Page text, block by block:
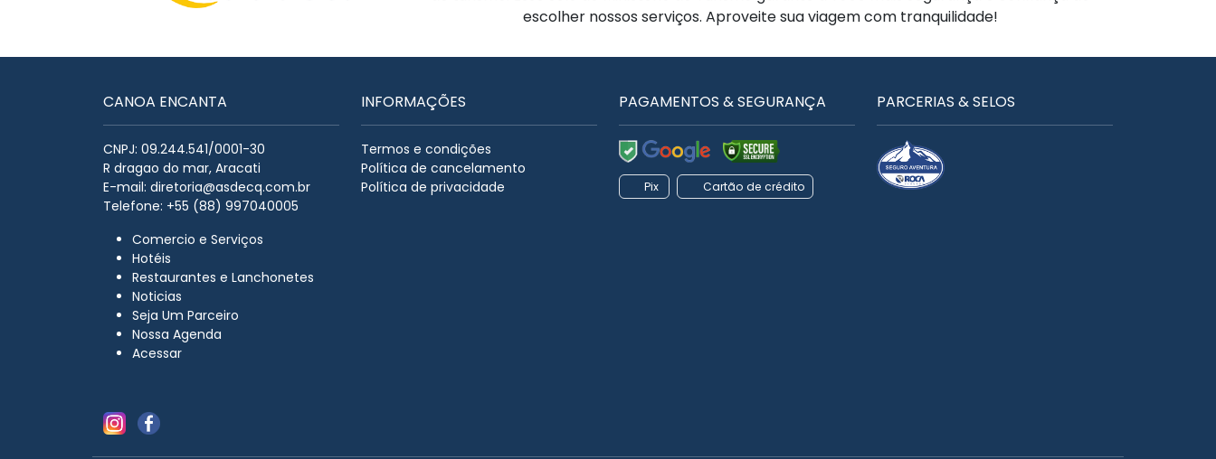
escolher nossos serviços. Aproveite sua viagem com tranquilidade!
CANOA ENCANTA
CNPJ: 09.244.541/0001-30
R dragao do mar, Aracati
E-mail: diretoria@asdecq.com.br
Telefone: +55 (88) 997040005
Comercio e Serviços
Hotéis
Restaurantes e Lanchonetes
Noticias
Seja Um Parceiro
Nossa Agenda
Acessar
INFORMAÇÕES
Termos e condições
Política de cancelamento
Política de privacidade
PAGAMENTOS & SEGURANÇA
Pix Cartão de crédito
PARCERIAS & SELOS